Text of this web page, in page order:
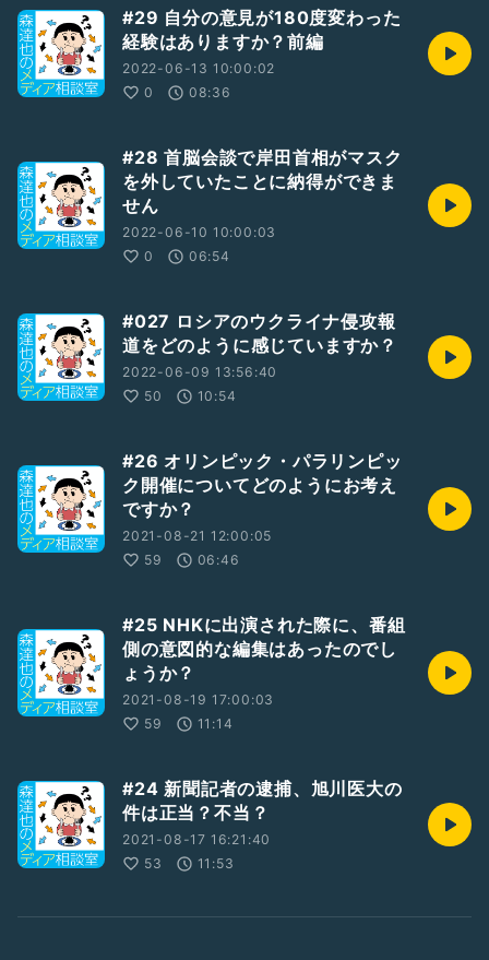
#29 自分の意見が180度変わった
経験はありますか？前編
2022-06-13 10:00:02
0
08:36
#28 首脳会談で岸田首相がマスク
を外していたことに納得ができま
せん
2022-06-10 10:00:03
0
06:54
#027 ロシアのウクライナ侵攻報
道をどのように感じていますか？
2022-06-09 13:56:40
50
10:54
#26 オリンピック・パラリンピッ
ク開催についてどのようにお考え
ですか？
2021-08-21 12:00:05
59
06:46
#25 NHKに出演された際に、番組
側の意図的な編集はあったのでし
ょうか？
2021-08-19 17:00:03
59
11:14
#24 新聞記者の逮捕、旭川医大の
件は正当？不当？
2021-08-17 16:21:40
53
11:53